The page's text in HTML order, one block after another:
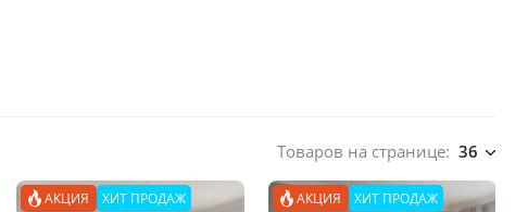
Товаров на странице: 36
АКЦИЯ ХИТ ПРОДАЖ АКЦИЯ ХИТ ПРОДАЖ